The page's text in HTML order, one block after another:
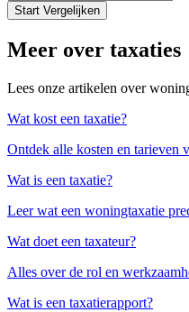
Start Vergelijken
Meer over taxaties
Lees onze artikelen over
Wat kost een taxatie?
Ontdek alle kosten en tarieven
Wat is een taxatie?
Leer wat een woningtaxatie
Wat doet een taxateur?
Alles over de rol en
Wat is een taxatierapport?